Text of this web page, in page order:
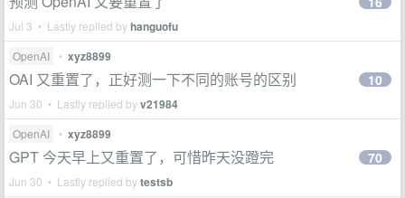
Jul 3 • Lastly replied byhanguofu
OpenAI • xyz8899
OAI 又重置了，正好测一下不同的账号的区别
Jun 30 • Lastly replied byv21984
10
OpenAI • xyz8899
GPT 今天早上又重置了，可惜昨天没蹬完
Jun 30 • Lastly replied bytestsb
70